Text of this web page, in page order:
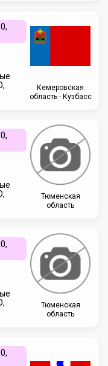
Кемеровская
область - Кузбасс
Тюменская
область
Тюменская
область